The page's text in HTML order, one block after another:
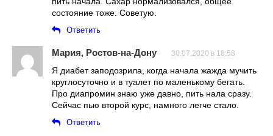
состояние тоже. Советую.
Ответить
Мария, Ростов-на-Дону 30.07.2020 в 18:58
Я диабет заподозрила, когда начала жажда мучить
круглосуточно и в туалет по маленькому бегать.
Про диапромин знаю уже давно, пить нала сразу.
Сейчас пью второй курс, намного легче стало.
Ответить